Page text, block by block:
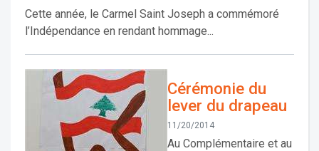
Cette année, le Carmel Saint Joseph a commémoré
l’Indépendance en rendant hommage...
Cérémonie du
lever du drapeau
11/20/2014
Au Complémentaire et au